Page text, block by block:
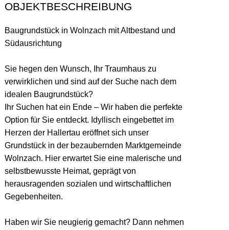
OBJEKTBESCHREIBUNG
Baugrundstück in Wolnzach mit Altbestand und
Südausrichtung
Sie hegen den Wunsch, Ihr Traumhaus zu
verwirklichen und sind auf der Suche nach dem
idealen Baugrundstück?
Ihr Suchen hat ein Ende – Wir haben die perfekte
Option für Sie entdeckt. Idyllisch eingebettet im
Herzen der Hallertau eröffnet sich unser
Grundstück in der bezaubernden Marktgemeinde
Wolnzach. Hier erwartet Sie eine malerische und
selbstbewusste Heimat, geprägt von
herausragenden sozialen und wirtschaftlichen
Gegebenheiten.
Haben wir Sie neugierig gemacht? Dann nehmen